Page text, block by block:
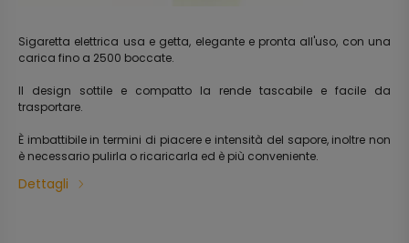
Sigaretta elettrica usa e getta, elegante e pronta all'uso, con una
carica fino a 2500 boccate.
Il design sottile e compatto la rende tascabile e facile da
trasportare.
È imbattibile in termini di piacere e intensità del sapore, inoltre non
è necessario pulirla o ricaricarla ed è più conveniente.
Dettagli